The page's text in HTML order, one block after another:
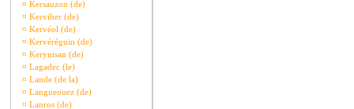
¤ Kersauzon (de)
¤ Kerviher (de)
¤ Kervéol (de)
¤ Kervéréguin (de)
¤ Kerynisan (de)
¤ Lagadec (le)
¤ Lande (de la)
¤ Langueouez (de)
¤ Lanros (de)